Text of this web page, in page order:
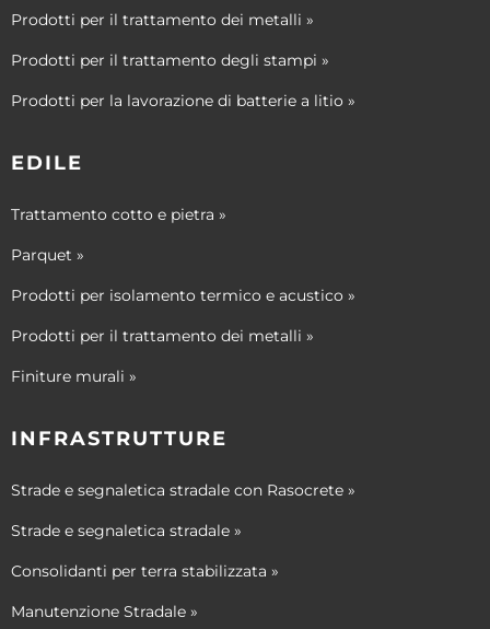
Prodotti per il trattamento dei metalli »
Prodotti per il trattamento degli stampi »
Prodotti per la lavorazione di batterie a litio »
EDILE
Trattamento cotto e pietra »
Parquet »
Prodotti per isolamento termico e acustico »
Prodotti per il trattamento dei metalli »
Finiture murali »
INFRASTRUTTURE
Strade e segnaletica stradale con Rasocrete »
Strade e segnaletica stradale »
Consolidanti per terra stabilizzata »
Manutenzione Stradale »